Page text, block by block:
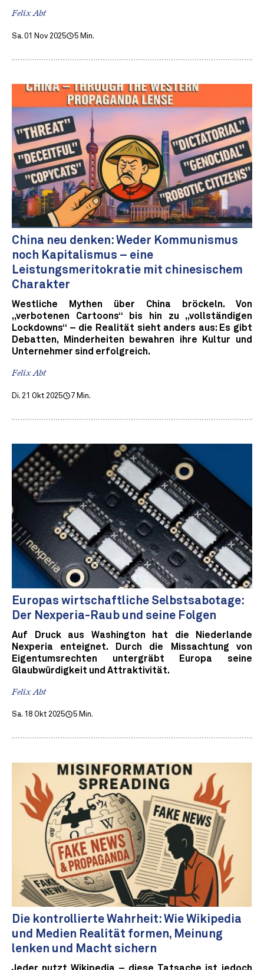
Felix Abt
Sa. 01 Nov 2025 5 Min.
China neu denken: Weder Kommunismus
noch Kapitalismus – eine
Leistungsmeritokratie mit chinesischem
Charakter
Westliche Mythen über China bröckeln. Von
„verbotenen Cartoons“ bis hin zu „vollständigen
Lockdowns“ – die Realität sieht anders aus: Es gibt
Debatten, Minderheiten bewahren ihre Kultur und
Unternehmer sind erfolgreich.
Felix Abt
Di. 21 Okt 2025 7 Min.
Europas wirtschaftliche Selbstsabotage:
Der Nexperia-Raub und seine Folgen
Auf Druck aus Washington hat die Niederlande
Nexperia enteignet. Durch die Missachtung von
Eigentumsrechten untergräbt Europa seine
Glaubwürdigkeit und Attraktivität.
Felix Abt
Sa. 18 Okt 2025 5 Min.
Die kontrollierte Wahrheit: Wie Wikipedia
und Medien Realität formen, Meinung
lenken und Macht sichern